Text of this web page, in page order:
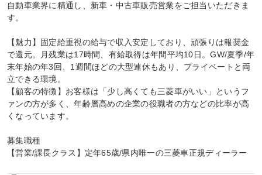
自動車業界に精通し、新車・中古車販売営業をご担当いただきま
す。
【魅力】固定給重視の給与で収入安定しており、頑張りは報奨金
で還元。月残業は17時間、有給取得は年間平均10日。GW/夏季/年
末年始の年3回、1週間ほどの大型連休もあり、プライベートと両
立できる環境。
【顧客の特徴】お客様は「少し高くても三菱車がいい」というフ
ァンの方が多く、年齢層高めの企業の役職者の方などの比率が高
くなっています。
募集職種
【営業/課長クラス】定年65歳/県内唯一の三菱車正規ディーラー